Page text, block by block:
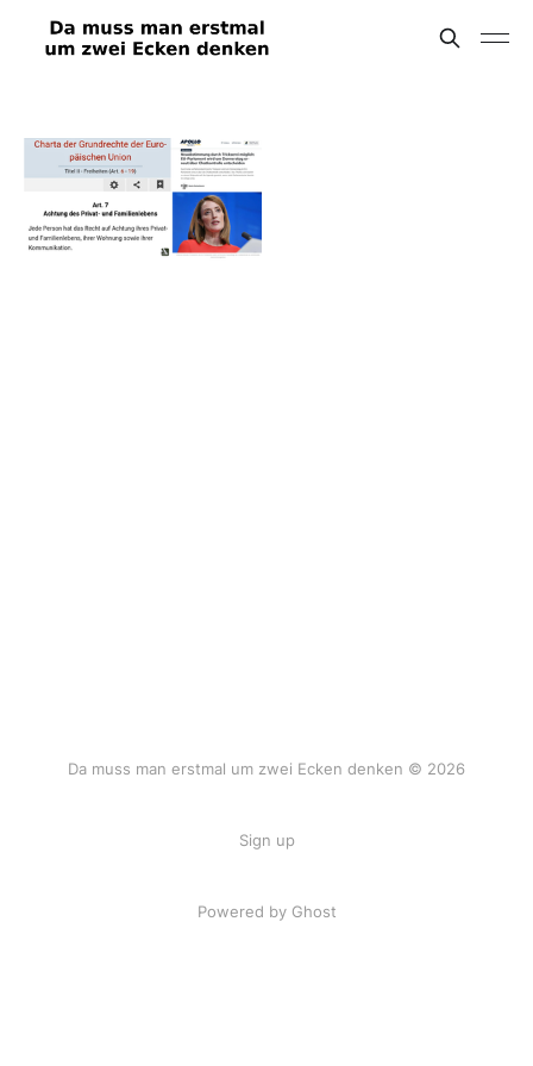
Da muss man erstmal um zwei Ecken denken © 2026
Sign up
Powered by Ghost